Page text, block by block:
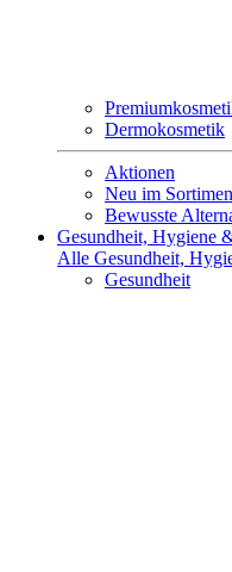
Dermokosmetik
Aktionen
Neu im
Bewusste
Gesundheit, Hygiene
Alle Gesundheit,
Gesundheit